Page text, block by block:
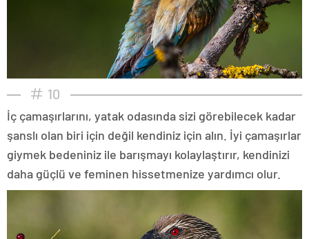
10
İç çamaşırlarını, yatak odasında sizi görebilecek kadar
şanslı olan biri için değil kendiniz için alın. İyi çamaşırlar
giymek bedeniniz ile barışmayı kolaylaştırır, kendinizi
daha güçlü ve feminen hissetmenize yardımcı olur.